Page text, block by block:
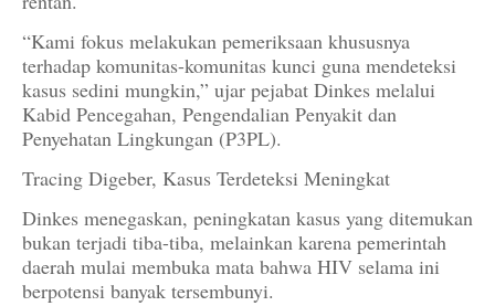
“Kami fokus melakukan pemeriksaan khususnya
terhadap komunitas-komunitas kunci guna mendeteksi
kasus sedini mungkin,” ujar pejabat Dinkes melalui
Kabid Pencegahan, Pengendalian Penyakit dan
Penyehatan Lingkungan (P3PL).
Tracing Digeber, Kasus Terdeteksi Meningkat
Dinkes menegaskan, peningkatan kasus yang ditemukan
bukan terjadi tiba-tiba, melainkan karena pemerintah
daerah mulai membuka mata bahwa HIV selama ini
berpotensi banyak tersembunyi.